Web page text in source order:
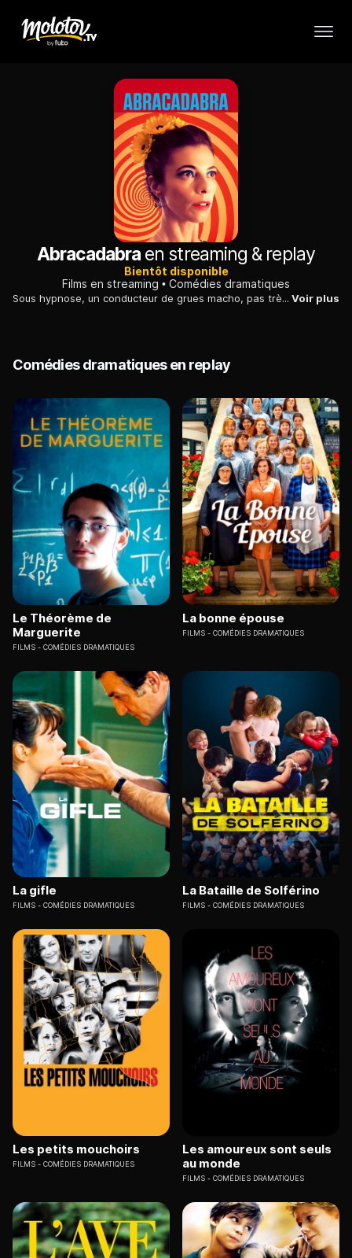
Abracadabra en streaming & replay
Bientôt disponible
Films en streaming
Comédies dramatiques
Sous hypnose, un conducteur de grues macho, pas très malin et fan de foot, se métamorphose en mari aimant et parfait vis-à-vis de sa femme médusée... Voir plus
Comédies dramatiques en replay
Le Théorème de
Marguerite
FILMS COMÉDIES DRAMATIQUES
La bonne épouse
FILMS COMÉDIES DRAMATIQUES
La gifle
FILMS COMÉDIES DRAMATIQUES
La Bataille de Solférino
FILMS COMÉDIES DRAMATIQUES
Les petits mouchoirs
FILMS COMÉDIES DRAMATIQUES
Les amoureux sont seuls
au monde
FILMS COMÉDIES DRAMATIQUES